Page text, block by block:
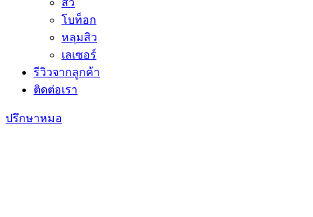
สิว
โบท็อก
หลุมสิว
เลเซอร์
รีวิวจากลูกค้า
ติดต่อเรา
ปรึกษาหมอ